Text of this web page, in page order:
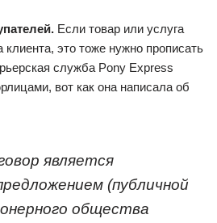
Если товар или услуга
клиента, это тоже нужно прописать
служба Pony Express
вот как она написала об
является
(публичной
общества